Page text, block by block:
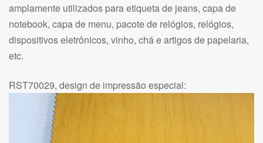
amplamente utilizados para etiqueta de jeans, capa de
notebook, capa de menu, pacote de relógios, relógios,
dispositivos eletrônicos, vinho, chá e artigos de papelaria,
etc.
RST70029, design de impressão especial: